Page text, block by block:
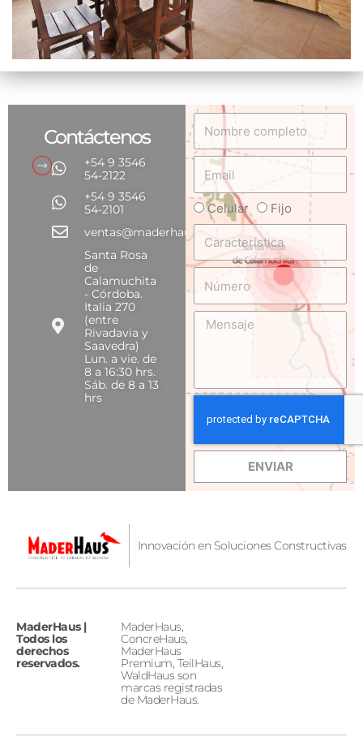
Contáctenos
+54 9 3546
54-2122
+54 9 3546
54-2101
ventas@maderhaus.com
Santa Rosa
de
Calamuchita
- Córdoba.
Italia 270
(entre
Rivadavia y
Saavedra)
Lun. a vie. de
8 a 16:30 hrs.
Sáb. de 8 a 13
hrs
completo
Email
Teléfono
Celular Fijo
Característica
Mensaje
ENVIAR
Innovación en Soluciones Constructivas
MaderHaus |
Todos los
derechos
reservados.
MaderHaus,
ConcreHaus,
MaderHaus
Premium, TeilHaus,
WaldHaus son
marcas registradas
de MaderHaus.